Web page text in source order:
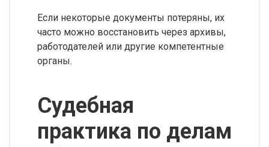
Если некоторые документы потеряны, их
часто можно восстановить через архивы,
работодателей или другие компетентные
органы.
Судебная
практика по делам